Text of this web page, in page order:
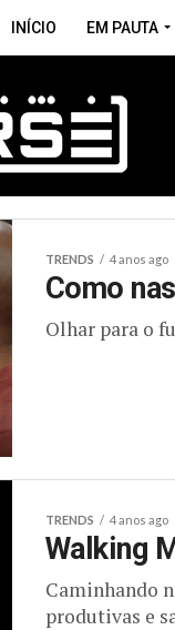
INÍCIO EM PAUTA
TRENDS 4 anos ago
Como
Olhar para o
TRENDS 4 anos ago
Walking
Caminhando
produtivas e